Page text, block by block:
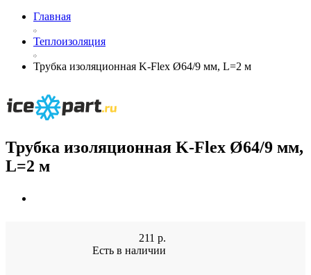
Главная
Теплоизоляция
Трубка изоляционная K-Flex Ø64/9 мм, L=2 м
Трубка изоляционная K-Flex Ø64/9 мм,
L=2 м
211 р.
Есть в наличии